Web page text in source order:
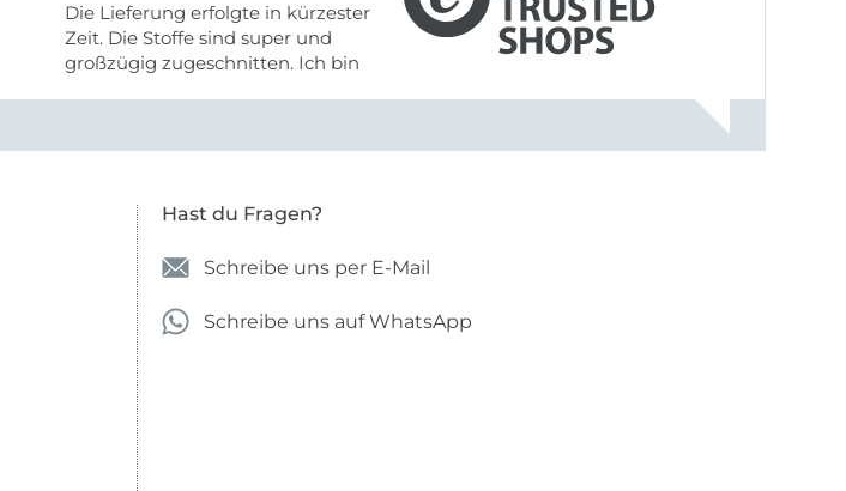
Die Lieferung erfolgte in kürzester
Zeit. Die Stoffe sind super und
großzügig zugeschnitten. Ich bin
Hast du Fragen?
Schreibe uns per E-Mail
Schreibe uns auf WhatsApp